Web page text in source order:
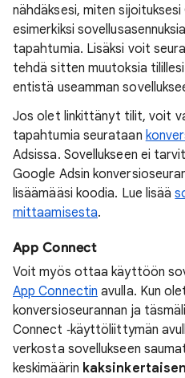
nähdäksesi, miten
esimerkiksi
tapahtumia. Lisäksi voit
tehdä sitten muutoksia
entistä useamman
Jos olet linkittänyt tilit, voit
tapahtumia seurataan
Adsissa. Sovellukseen ei
Google Adsin
lisäämääsi koodia. Lue lisää
mittaamisesta.
App Connect
Voit myös ottaa käyttöön
App Connectin avulla. Kun
konversioseurannan ja
Connect ‑käyttöliittymän
verkosta sovellukseen
keskimäärin